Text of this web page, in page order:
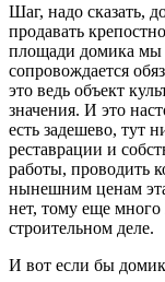
Шаг, надо сказать,
продавать
площади домика мы
сопровождается
это ведь объект
значения. И это
есть задешево, тут
реставрации и
работы, проводить
нынешним ценам
нет, тому еще много
строительном деле.
И вот если бы домик